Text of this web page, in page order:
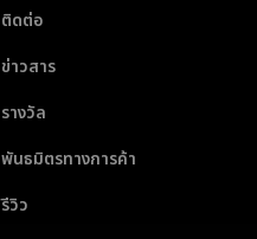
ติดต่อ
ข่าวสาร
รางวัล
พันธมิตรทางการค้า
รีวิว